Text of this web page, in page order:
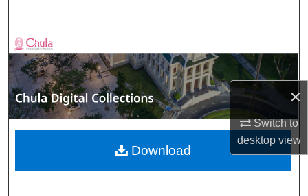
×
Switch to
desktopview
Browse Collections
My Account
About
Digital Commons Network™
Download